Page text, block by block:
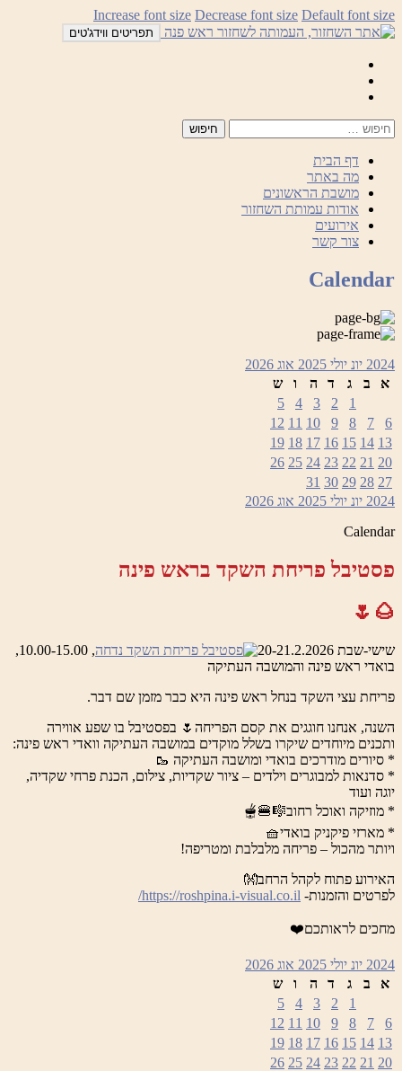
לדלג
לתוכן
Increase font size Decrease font size Default font size
תפריטים ווידג'טים
דף הבית
מה באתר
מושבת הראשונים
אודות עמותת השחזור
אירועים
צור קשר
Calendar
2024 יונ יולי 2025 אוג 2026
א
ב ג ד ה ו
ש
1
2
3
4
5
6
7
8
9
10
11
12
13
14
15
16
17
18
19
20
21
22
23
24
25
26
27
28
29
30
31
2024 יונ יולי 2025 אוג 2026
Calendar
פסטיבל פריחת השקד בראש פינה
🌰🌷
שישי-שבת 20-21.2.2026
, 10.00-15.00,
בואדי ראש פינה והמושבה העתיקה
פריחת עצי השקד בנחל ראש פינה היא כבר מזמן שם דבר.
השנה, אנחנו חוגגים את קסם הפריחה🌷 בפסטיבל בו שפע אווירה
ותכנים מיוחדים שיקרו בשלל מוקדים במושבה העתיקה וואדי ראש פינה:
* סיורים מודרכים בואדי ומושבה העתיקה 🥾
* סדנאות למבוגרים וילדים – ציור שקדיות, צילום, הכנת פרחי שקדיה,
יוגה ועוד
* מוזיקה ואוכל רחוב🎼🍔🫕
* מארזי פיקניק בואדי🧺
ויותר מהכול – פריחה מלבלבת ומטריפה!
האירוע פתוח לקהל הרחב👐
לפרטים והזמנות- https://roshpina.i-visual.co.il/
מחכים לראותכם❤️
2024 יונ יולי 2025 אוג 2026
א
ב ג ד ה ו
ש
1
2
3
4
5
6
7
8
9
10
11
12
13
14
15
16
17
18
19
20
21
22
23
24
25
26